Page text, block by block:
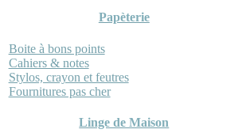
Papèterie
Boite à bons points
Cahiers & notes
Stylos, crayon et feutres
Fournitures pas cher
Linge de Maison